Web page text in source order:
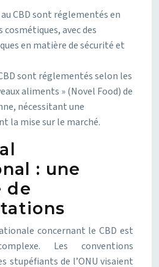
CBD sont réglementés en
avec des
en matière de sécurité et
sont réglementés selon les
aliments » (Novel Food) de
nécessitant une
la mise sur le marché.
: une
de
concernant le CBD est
Les conventions
stupéfiants de l’ONU visaient